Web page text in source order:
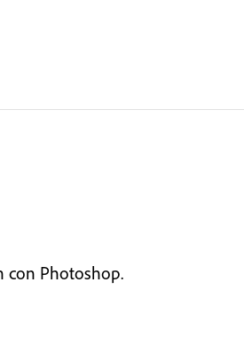
con Photoshop.